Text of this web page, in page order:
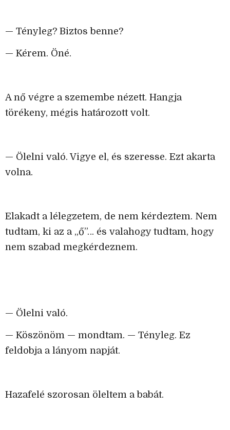
— Tényleg? Biztos benne?
— Kérem. Öné.
A nő végre a szemembe nézett. Hangja
törékeny, mégis határozott volt.
— Ölelni való. Vigye el, és szeresse. Ezt akarta
volna.
Elakadt a lélegzetem, de nem kérdeztem. Nem
tudtam, ki az a „ő”… és valahogy tudtam, hogy
nem szabad megkérdeznem.
— Ölelni való.
— Köszönöm — mondtam. — Tényleg. Ez
feldobja a lányom napját.
Hazafelé szorosan öleltem a babát.